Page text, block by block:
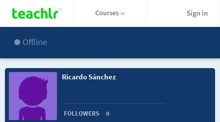
Courses Sign in
Offline
Ricardo Sánchez
FOLLOWERS 0